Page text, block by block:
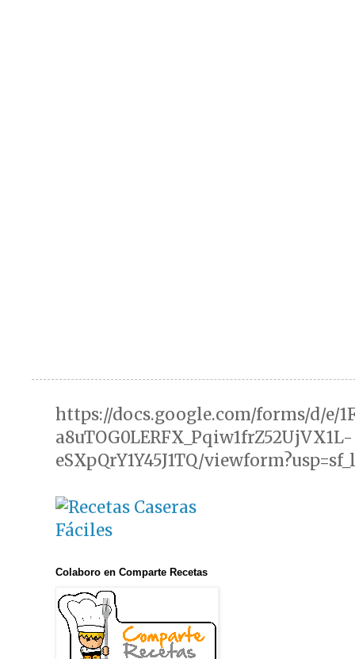
https://docs.google.com/forms/d/e/
a8uTOG0LERFX_Pqiw1frZ52UjVX1L-
eSXpQrY1Y45J1TQ/
Colaboro en Comparte Recetas